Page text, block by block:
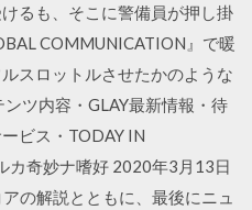
るも、そこに警備員が押し掛
COMMUNICATION』で暖
スロットルさせたかのような
ツ内容・GLAY最新情報・待
ビス・TODAY IN
カ奇妙ナ嗜好 2020年3月13日
の解説とともに、最後にニュ